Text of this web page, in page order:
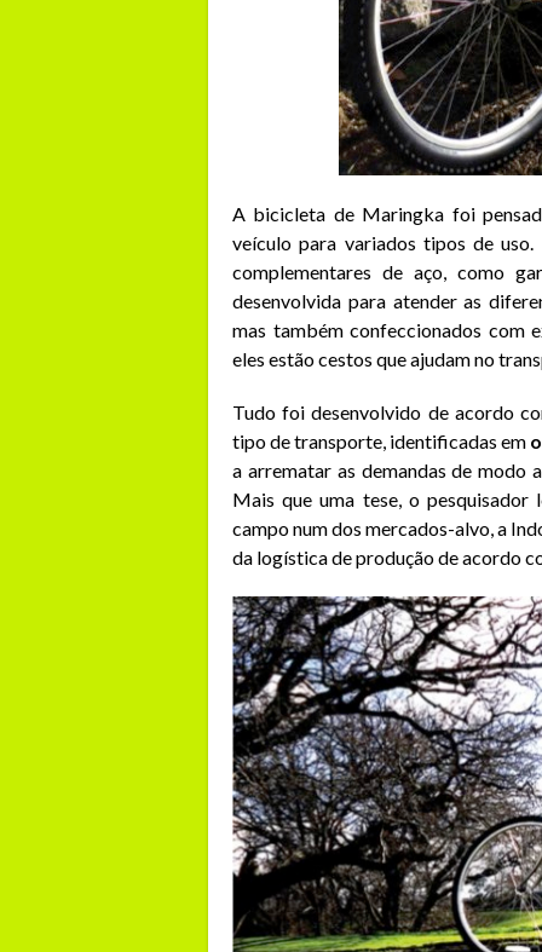
A bicicleta de Maringka foi
veículo para variados tipos de
complementares de aço, como
desenvolvida para atender as
mas também confeccionados com
eles estão cestos que ajudam no
Tudo foi desenvolvido de acordo
tipo de transporte, identificadas em
a arrematar as demandas de modo
Mais que uma tese, o
campo num dos mercados-alvo, a
da logística de produção de acordo